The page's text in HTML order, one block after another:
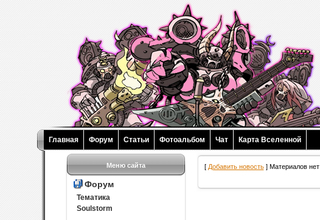
Главная Форум Статьи Фотоальбом Чат Карта Вселенной
Меню сайта
Форум
Тематика
Soulstorm
[ Добавить новость] Материалов нет